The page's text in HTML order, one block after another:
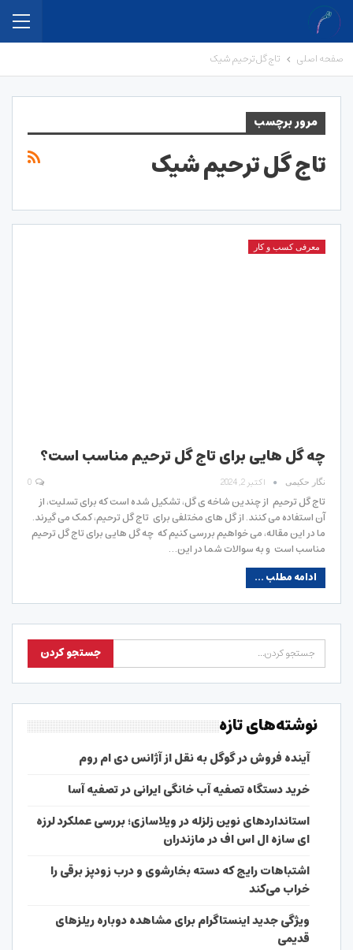
صفحه اصلی تاج گل ترحیم شیک
مرور برچسب
تاج گل ترحیم شیک
معرفی کسب و کار
چه گل هایی برای تاج گل ترحیم مناسب است؟
نگار حکیمی اکتبر 2, 2024
تاج گل ترحیم از چندین شاخه ی گل، تشکیل شده است که برای تسلیت، از
آن استفاده می کنند. از گل های مختلفی برای تاج گل ترحیم، کمک می گیرند.
ما در این مقاله، می خواهیم بررسی کنیم که چه گل هایی برای تاج گل ترحیم
مناسب است و به سوالات شما در این…
ادامه مطلب ...
نوشته‌های تازه
آینده فروش در گوگل به نقل از آژانس دی ام روم
خرید دستگاه تصفیه آب خانگی ایرانی در تصفیه آسا
استانداردهای نوین زلزله در ویلاسازی؛ بررسی عملکرد لرزه
ای سازه ال اس اف در مازندران
اشتباهات رایج که دسته بخارشوی و درب زودپز برقی را
خراب می‌کند
ویژگی جدید اینستاگرام برای مشاهده دوباره ریلزهای
قدیمی